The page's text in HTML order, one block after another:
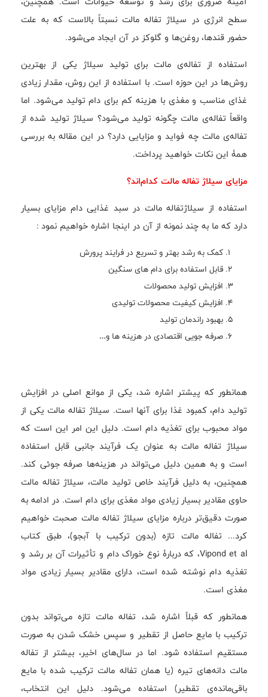
سطح انرژی در سیلاژ تفاله مالت نسبتاً بالاست که به علت
حضور قندها، روغن‌ها و گلوکز در آن ایجاد می‌شود.
استفاده از تفاله‌ی مالت برای تولید سيلاژ یکی از بهترین
روش‌ها در این حوزه است. با استفاده از این روش، مقدار زیادی
غذای مناسب و مغذی با هزینه کم برای دام تولید می‌شود. اما
واقعاً تفاله‌ی مالت چگونه تولید می‌شود؟ سيلاژ تولید شده از
تفاله‌ی مالت چه فواید و مزایایی دارد؟ در این مقاله به بررسی
همۀ این نکات خواهید پرداخت.
مزایای سیلاژ تفاله مالت کدام‌اند؟
استفاده از سیلاژتفاله مالت در سبد غذایی دام مزایای بسیار
دارد که ما به چند نمونه از آن در اینجا اشاره خواهیم نمود :
کمک به رشد بهتر و تسریع در فرایند پرورش
قابل استفاده برای دام های سنگین
افزایش تولید محصولات
افزایش کیفیت محصولات تولیدی
بهبود راندمان تولید
صرفه جویی اقتصادی در هزینه ها و…
همانطور که پیشتر اشاره شد، یکی از موانع اصلی در افزایش
تولید دام، کمبود غذا برای آنها است. سیلاژ تفاله مالت یکی از
مواد محبوب برای تغذیه دام است. دلیل این امر این است که
سیلاژ تفاله مالت به عنوان یک فرآیند جانبی قابل استفاده
است و به همین دلیل می‌تواند در هزینه‌ها صرفه جوئی کند.
همچنین، به دلیل فرآیند خاص تولید مالت، سیلاژ تفاله مالت
حاوی مقادیر بسیار زیادی مواد مغذی برای دام است. در ادامه به
صورت دقیق‌تر درباره مزایای سیلاژ تفاله مالت صحبت خواهیم
کرد... تفاله مالت تازه (بدون ترکيب با آبجو)، طبق کتاب
Vipond et al، که دربارۀ نوع خوراک دام و تأثیرات آن بر رشد و
تغذیه دام نوشته شده است، دارای مقادیر بسیار زیادی مواد
مغذی است.
همانطور که قبلاً اشاره شد، تفاله مالت تازه می‌تواند بدون
ترکیب با مایع حاصل از تقطیر و سپس خشک شدن به صورت
مستقیم استفاده شود. اما در سال‌های اخیر، بیشتر از تفاله
مالت دانه‌های تیره (یا همان تفاله مالت ترکیب شده با مایع
باقی‌مانده‌ی تقطیر) استفاده می‌شود. دلیل این انتخاب،